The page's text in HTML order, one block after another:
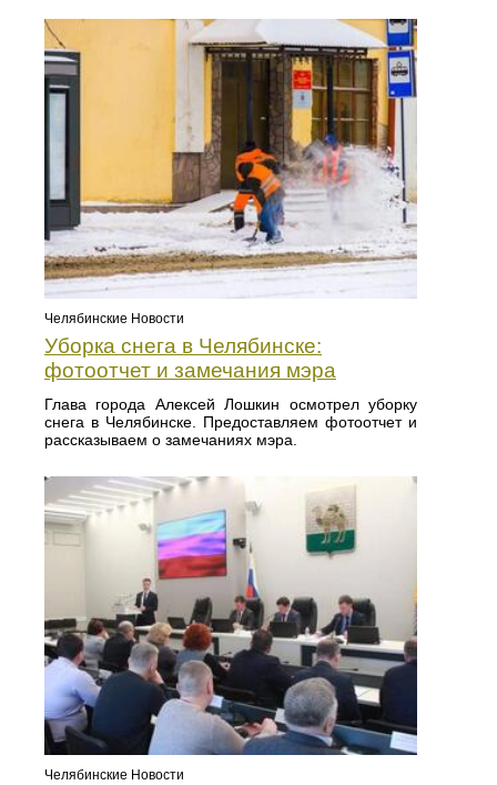
Челябинские Новости
Уборка снега в Челябинске:
фотоотчет и замечания мэра
Глава города Алексей Лошкин осмотрел уборку
снега в Челябинске. Предоставляем фотоотчет и
рассказываем о замечаниях мэра.
Челябинские Новости